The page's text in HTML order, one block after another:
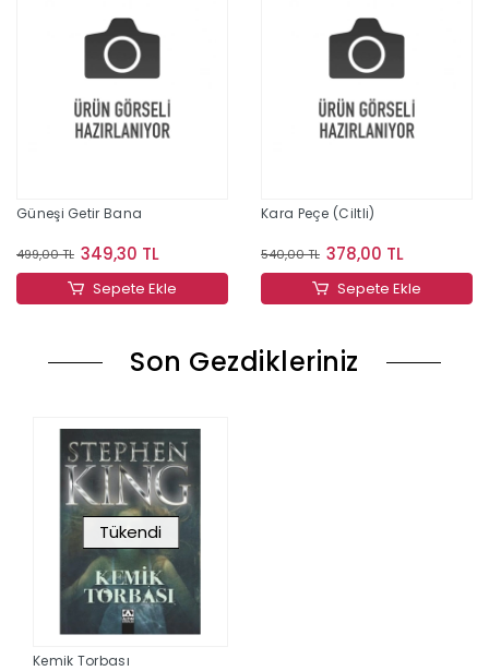
Güneşi Getir Bana
499,00 TL 349,30 TL
Sepete Ekle
Kara Peçe (Ciltli)
540,00 TL 378,00 TL
Sepete Ekle
Son Gezdikleriniz
Tükendi
Kemik Torbası